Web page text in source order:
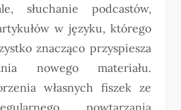
słuchanie podcastów,
w języku, którego
znacząco przyspiesza
nowego materiału.
własnych fiszek ze
powtarzania